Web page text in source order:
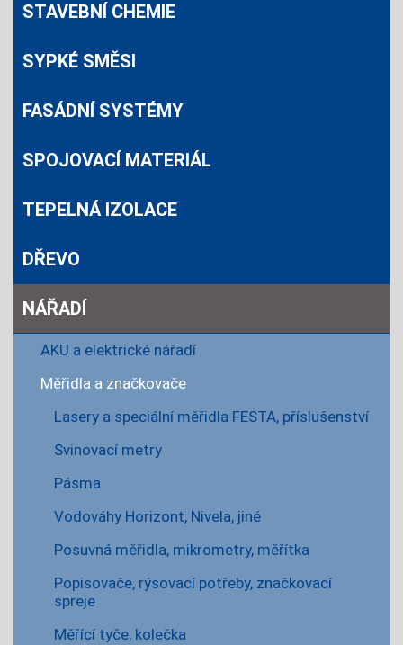
STAVEBNÍ CHEMIE
SYPKÉ SMĚSI
FASÁDNÍ SYSTÉMY
SPOJOVACÍ MATERIÁL
TEPELNÁ IZOLACE
DŘEVO
NÁŘADÍ
AKU a elektrické nářadí
Měřidla a značkovače
Lasery a speciální měřidla FESTA, příslušenství
Svinovací metry
Pásma
Vodováhy Horizont, Nivela, jiné
Posuvná měřidla, mikrometry, měřítka
Popisovače, rýsovací potřeby, značkovací
spreje
Měřící tyče, kolečka